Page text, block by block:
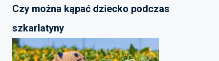
Czy można kąpać dziecko podczas
szkarlatyny